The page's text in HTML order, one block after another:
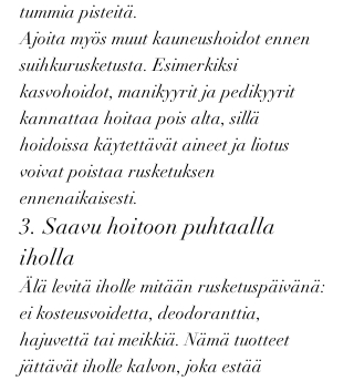
tummia pisteitä.
Ajoita myös muut kauneushoidot ennen
suihkurusketusta. Esimerkiksi
kasvohoidot, manikyyrit ja pedikyyrit
kannattaa hoitaa pois alta, sillä
hoidoissa käytettävät aineet ja liotus
voivat poistaa rusketuksen
ennenaikaisesti.
3. Saavu hoitoon puhtaalla
iholla
Älä levitä iholle mitään rusketuspäivänä:
ei kosteusvoidetta, deodoranttia,
hajuvettä tai meikkiä. Nämä tuotteet
jättävät iholle kalvon, joka estää